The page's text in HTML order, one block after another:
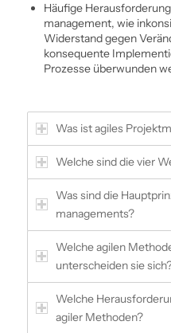
Häufige
management, wie
Widerstand gegen
konsequente
Prozesse überwunden
Was ist agiles
Welche sind die vier
Was sind die
managements?
Welche agilen
unterscheiden sie
Welche
agiler Methoden?